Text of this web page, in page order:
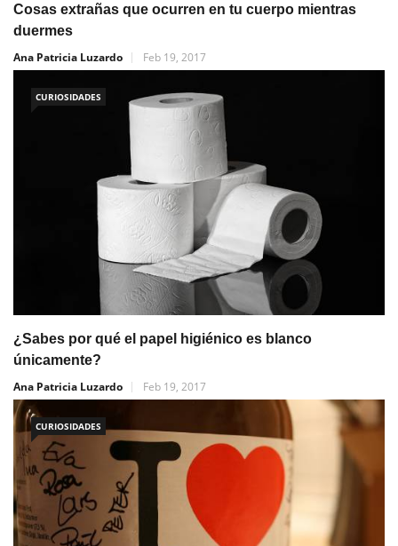
Cosas extrañas que ocurren en tu cuerpo mientras
duermes
Ana Patricia Luzardo
Feb 19, 2017
CURIOSIDADES
¿Sabes por qué el papel higiénico es blanco
únicamente?
Ana Patricia Luzardo
Feb 19, 2017
CURIOSIDADES